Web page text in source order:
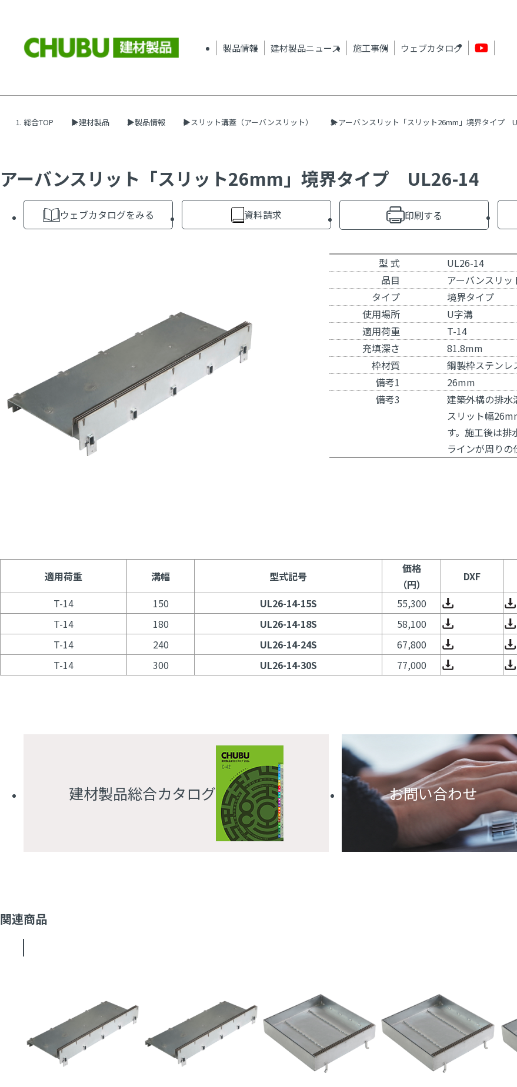
製品情報 建材製品ニュース 施工事例 ウェブカタログ
総合TOP 建材製品 製品情報 スリット溝蓋（アーバンスリット） アーバンスリット「スリット26mm」境界タイプ
アーバンスリット「スリット26mm」境界タイプ UL26-14
ウェブカタログをみる 資料請求 印刷する
型 式
UL26-14
品目
アーバンスリッ
タイプ
境界タイプ
使用場所
U字溝
適用荷重
T-14
充填深さ
81.8mm
枠材質
鋼製枠ステンレ
備考1
26mm
備考3
建築外構の排水
スリット幅
す。施工後は排
ラインが周りの
適用荷重 溝幅 型式記号
価格
（円）
DXF
T-14
150 UL26-14-15S
55,300
T-14
180 UL26-14-18S
58,100
T-14
240 UL26-14-24S
67,800
T-14
300 UL26-14-30S 77,000
建材製品総合カタログ お問い合わせ
関連商品